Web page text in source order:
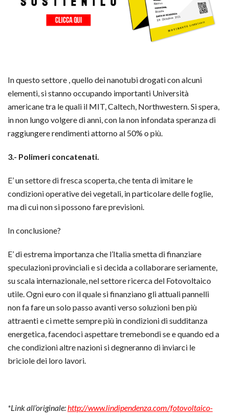
In questo settore , quello dei nanotubi drogati con alcuni
elementi, si stanno occupando importanti Università
americane tra le quali il MIT, Caltech, Northwestern. Si spera,
in non lungo volgere di anni, con la non infondata speranza di
raggiungere rendimenti attorno al 50% o più.
3.- Polimeri concatenati.
E’ un settore di fresca scoperta, che tenta di imitare le
condizioni operative dei vegetali, in particolare delle foglie,
ma di cui non si possono fare previsioni.
In conclusione?
E’ di estrema importanza che l’Italia smetta di finanziare
speculazioni provinciali e si decida a collaborare seriamente,
su scala internazionale, nel settore ricerca del Fotovoltaico
utile. Ogni euro con il quale si finanziano gli attuali pannelli
non fa fare un solo passo avanti verso soluzioni ben più
attraenti e ci mette sempre più in condizioni di sudditanza
energetica, facendoci aspettare tremebondi se e quando ed a
che condizioni altre nazioni si degneranno di inviarci le
briciole dei loro lavori.
*Link all’originale: http://www.lindipendenza.com/fotovoltaico-